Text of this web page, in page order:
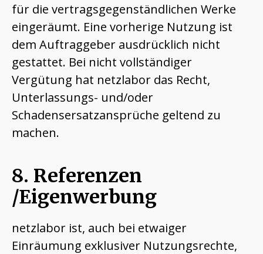
für die vertragsgegenständlichen Werke
eingeräumt. Eine vorherige Nutzung ist
dem Auftraggeber ausdrücklich nicht
gestattet. Bei nicht vollständiger
Vergütung hat netzlabor das Recht,
Unterlassungs- und/oder
Schadensersatzansprüche geltend zu
machen.
8. Referenzen
/Eigenwerbung
netzlabor ist, auch bei etwaiger
Einräumung exklusiver Nutzungsrechte,